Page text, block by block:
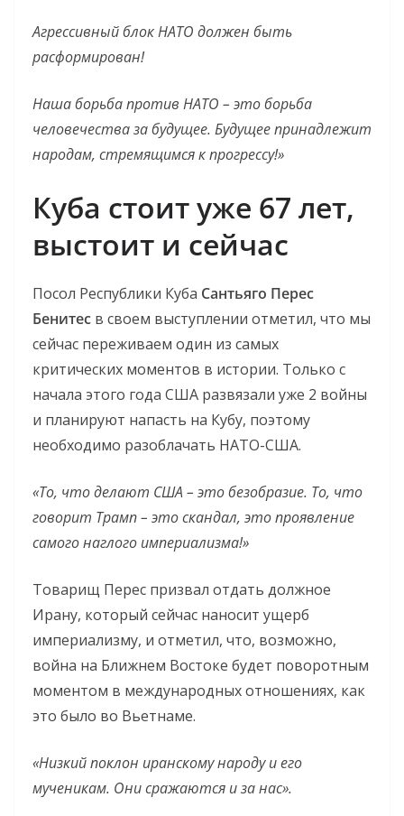
Агрессивный блок НАТО должен быть
расформирован!
Наша борьба против НАТО – это борьба
человечества за будущее. Будущее принадлежит
народам, стремящимся к прогрессу!»
Куба стоит уже 67 лет,
выстоит и сейчас
Посол Республики Куба Сантьяго Перес
Бенитес в своем выступлении отметил, что мы
сейчас переживаем один из самых
критических моментов в истории. Только с
начала этого года США развязали уже 2 войны
и планируют напасть на Кубу, поэтому
необходимо разоблачать НАТО-США.
«То, что делают США – это безобразие. То, что
говорит Трамп – это скандал, это проявление
самого наглого империализма!»
Товарищ Перес призвал отдать должное
Ирану, который сейчас наносит ущерб
империализму, и отметил, что, возможно,
война на Ближнем Востоке будет поворотным
моментом в международных отношениях, как
это было во Вьетнаме.
«Низкий поклон иранскому народу и его
мученикам. Они сражаются и за нас».